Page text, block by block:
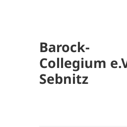
Barock-
Collegium
Sebnitz